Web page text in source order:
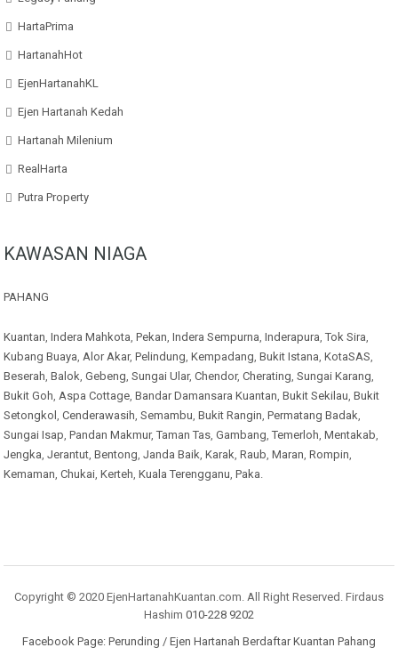
HartaPrima
HartanahHot
EjenHartanahKL
Ejen Hartanah Kedah
Hartanah Milenium
RealHarta
Putra Property
KAWASAN NIAGA
PAHANG
Kuantan Indera Mahkota Pekan Indera Sempurna Inderapura Tok Sira
Kubang Buaya Alor Akar, Pelindung Kempadang Bukit Istana KotaSAS
Beserah Balok Gebeng Sungai Ular, Chendor, Cherating Sungai Karang
Bukit Goh Aspa Cottage Bandar Damansara Kuantan Bukit Sekilau Bukit
Setongkol
Cenderawasih Semambu Bukit Rangin Permatang Badak
Sungai Isap Pandan Makmur, Taman Tas Gambang Temerloh Mentakab
Jengka Jerantut Bentong Janda Baik Karak Raub Maran Rompin
Kemaman Chukai Kerteh Kuala Terengganu Paka
Copyright © 2020 EjenHartanahKuantan.com. All Right Reserved. Firdaus
Hashim 010-228 9202
Facebook Page: Perunding / Ejen Hartanah Berdaftar Kuantan Pahang